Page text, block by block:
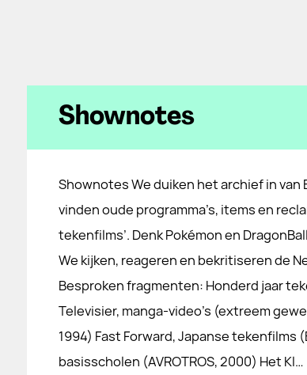
Shownotes
Shownotes We duiken het archief in van
vinden oude programma’s, items en
tekenfilms’. Denk Pokémon en
We kijken, reageren en bekritiseren de
Besproken fragmenten: Honderd jaar
Televisier, manga-video's (extreem
1994) Fast Forward, Japanse tekenfilms
basisscholen (AVROTROS, 2000) Het Kl…